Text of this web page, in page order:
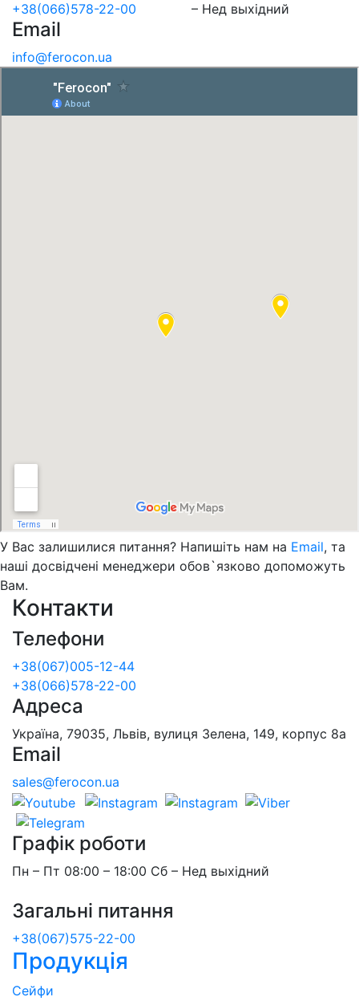
+38(066)578-22-00
– Нед выхідний
Email
info@ferocon.ua
У Вас залишилися питання? Напишіть нам на Email, та
наші досвідчені менеджери обов`язково допоможуть
Вам.
Контакти
Телефони
+38(067)005-12-44
+38(066)578-22-00
Адреса
Україна, 79035, Львів, вулиця Зелена, 149, корпус 8а
Email
sales@ferocon.ua
Графік роботи
Пн – Пт 08:00 – 18:00 Сб – Нед выхідний
Загальні питання
+38(067)575-22-00
Продукція
Сейфи